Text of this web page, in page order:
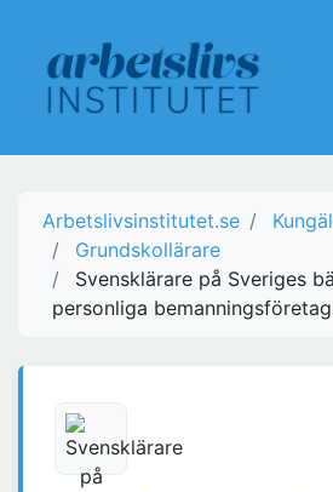
Arbetslivsinstitutet.se
Grundskollärare
Svensklärare på Sveriges
personliga